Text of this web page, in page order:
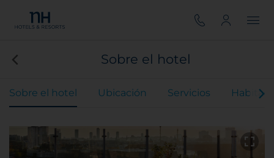
Sobre el hotel
Sobre el hotel Ubicación Servicios